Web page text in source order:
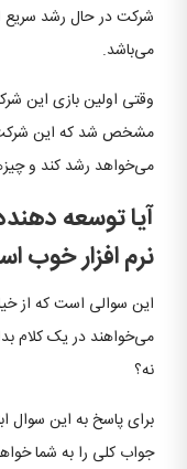
شرکت در حال رشد سریع
می‌باشد.
وقتی اولین بازی این
مشخص شد که این شرکت
می‌خواهد رشد کند و
آیا توسعه
نرم افزار خوب
این سوالی است که از
می‌خواهند در یک کلام
نه؟
برای پاسخ به این سوال
جواب کلی را به شما